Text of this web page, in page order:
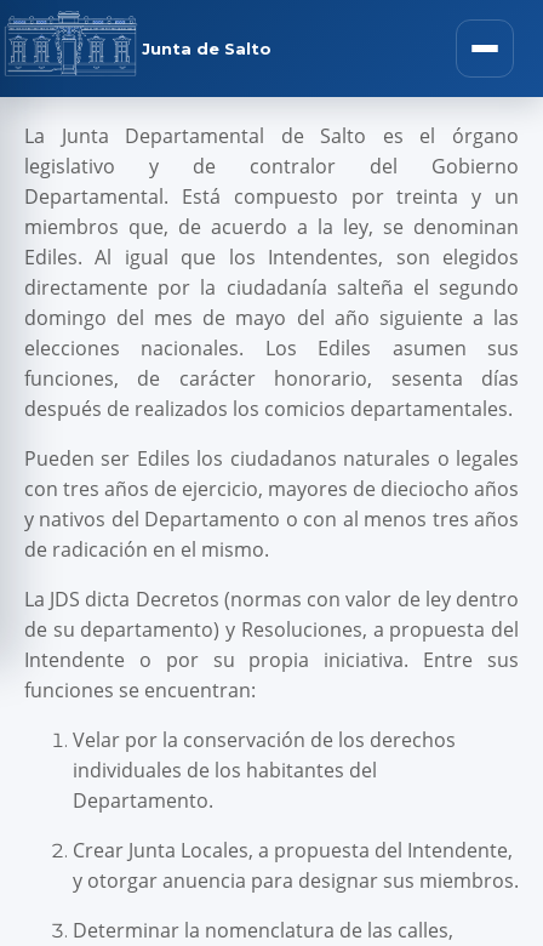
Junta de Salto
La Junta Departamental de Salto es el órgano
legislativo y de contralor del Gobierno
Departamental. Está compuesto por treinta y un
miembros que, de acuerdo a la ley, se denominan
Ediles. Al igual que los Intendentes, son elegidos
directamente por la ciudadanía salteña el segundo
domingo del mes de mayo del año siguiente a las
elecciones nacionales. Los Ediles asumen sus
funciones, de carácter honorario, sesenta días
después de realizados los comicios departamentales.
Pueden ser Ediles los ciudadanos naturales o legales
con tres años de ejercicio, mayores de dieciocho años
y nativos del Departamento o con al menos tres años
de radicación en el mismo.
La JDS dicta Decretos (normas con valor de ley dentro
de su departamento) y Resoluciones, a propuesta del
Intendente o por su propia iniciativa. Entre sus
funciones se encuentran:
Velar por la conservación de los derechos
individuales de los habitantes del
Departamento.
Crear Junta Locales, a propuesta del Intendente,
y otorgar anuencia para designar sus miembros.
Determinar la nomenclatura de las calles,